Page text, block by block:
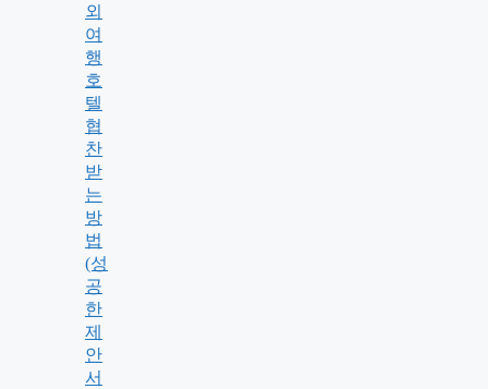
외
여
행
호
텔
협
찬
받
는
방
법
(성
공
한
제
안
서